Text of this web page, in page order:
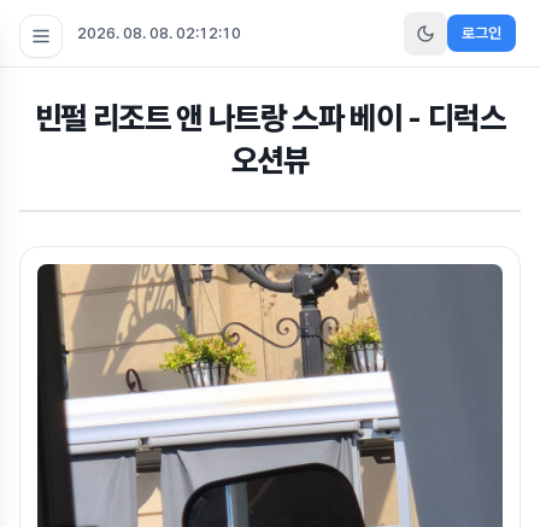
2026. 08. 08. 02:12:11 로그인
빈펄 리조트 앤 나트랑 스파 베이 - 디럭스
오션뷰